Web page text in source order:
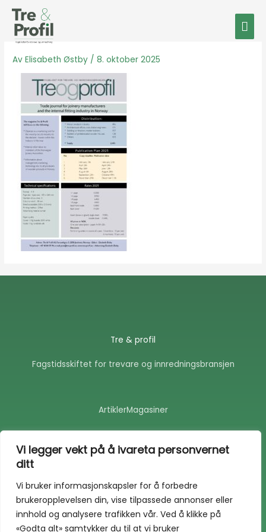
Vi legger vekt på å ivareta personvernet
ditt
Vi bruker informasjonskapsler for å forbedre
brukeropplevelsen din, vise tilpassede annonser eller
innhold og analysere trafikken vår. Ved å klikke på
«Godta alt» samtykker du til at vi bruker
Hopp
rett
Av Elisabeth Østby /8. oktober 2025
Tre & profil
Fagstidsskiftet for trevare og innredningsbransjen
ArtiklerMagasiner
a
c
o
o
k
-
f
n
v
o
p
e